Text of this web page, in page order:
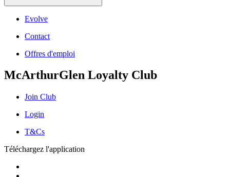
Evolve
Contact
Offres d'emploi
McArthurGlen Loyalty Club
Join Club
Login
T&Cs
Téléchargez l'application